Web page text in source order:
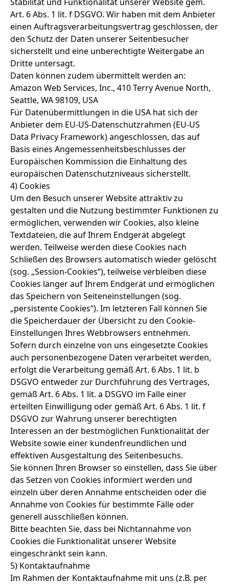
Art. 6 Abs. 1 lit. f DSGVO. Wir haben mit dem Anbieter
einen Auftragsverarbeitungsvertrag geschlossen, der
den Schutz der Daten unserer Seitenbesucher
sicherstellt und eine unberechtigte Weitergabe an
Dritte untersagt.
Daten können zudem übermittelt werden an:
Amazon Web Services, Inc., 410 Terry Avenue North,
Seattle, WA 98109, USA
Für Datenübermittlungen in die USA hat sich der
Anbieter dem EU-US-Datenschutzrahmen (EU-US
Data Privacy Framework) angeschlossen, das auf
Basis eines Angemessenheitsbeschlusses der
Europäischen Kommission die Einhaltung des
europäischen Datenschutzniveaus sicherstellt.
4) Cookies
Um den Besuch unserer Website attraktiv zu
gestalten und die Nutzung bestimmter Funktionen zu
ermöglichen, verwenden wir Cookies, also kleine
Textdateien, die auf Ihrem Endgerät abgelegt
werden. Teilweise werden diese Cookies nach
Schließen des Browsers automatisch wieder gelöscht
(sog. „Session-Cookies“), teilweise verbleiben diese
Cookies länger auf Ihrem Endgerät und ermöglichen
das Speichern von Seiteneinstellungen (sog.
„persistente Cookies“). Im letzteren Fall können Sie
die Speicherdauer der Übersicht zu den Cookie-
Einstellungen Ihres Webbrowsers entnehmen.
Sofern durch einzelne von uns eingesetzte Cookies
auch personenbezogene Daten verarbeitet werden,
erfolgt die Verarbeitung gemäß Art. 6 Abs. 1 lit. b
DSGVO entweder zur Durchführung des Vertrages,
gemäß Art. 6 Abs. 1 lit. a DSGVO im Falle einer
erteilten Einwilligung oder gemäß Art. 6 Abs. 1 lit. f
DSGVO zur Wahrung unserer berechtigten
Interessen an der bestmöglichen Funktionalität der
Website sowie einer kundenfreundlichen und
effektiven Ausgestaltung des Seitenbesuchs.
Sie können Ihren Browser so einstellen, dass Sie über
das Setzen von Cookies informiert werden und
einzeln über deren Annahme entscheiden oder die
Annahme von Cookies für bestimmte Fälle oder
generell ausschließen können.
Bitte beachten Sie, dass bei Nichtannahme von
Cookies die Funktionalität unserer Website
eingeschränkt sein kann.
5) Kontaktaufnahme
Im Rahmen der Kontaktaufnahme mit uns (z.B. per